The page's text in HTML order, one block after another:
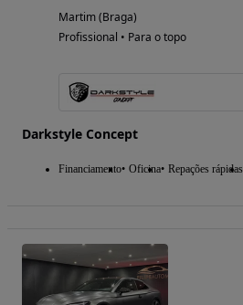
Martim (Braga)
Profissional • Para o topo
Darkstyle Concept
Financiamento Oficina Repações rápidas